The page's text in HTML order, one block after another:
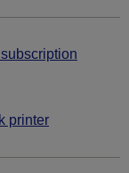
printer